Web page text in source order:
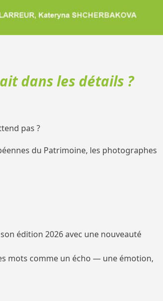
dans les détails ?
pas ?
du Patrimoine, les photographes
édition 2026 avec une nouveauté
mots comme un écho — une émotion,